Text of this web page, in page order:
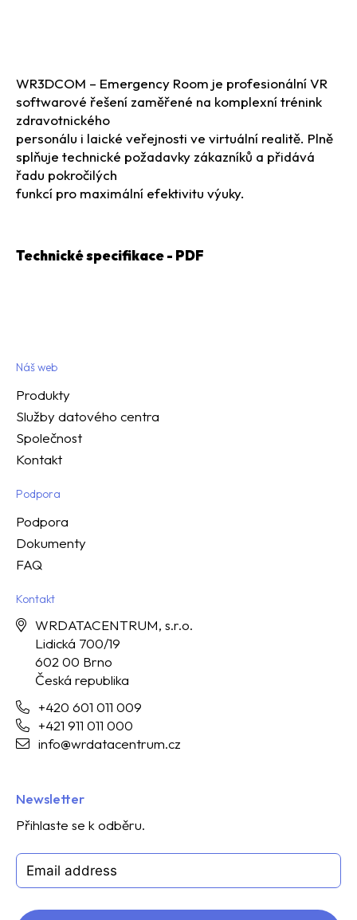
WR3DCOM – Emergency Room je profesionální VR
softwarové řešení zaměřené na komplexní trénink
zdravotnického
personálu i laické veřejnosti ve virtuální realitě. Plně
splňuje technické požadavky zákazníků a přidává
řadu pokročilých
funkcí pro maximální efektivitu výuky.
Technické specifikace - PDF
Náš web
Produkty
Služby datového centra
Společnost
Kontakt
Podpora
Podpora
Dokumenty
FAQ
Kontakt
WRDATACENTRUM, s.r.o.
Lidická 700/19
602 00 Brno
Česká republika
+420 601 011 009
+421 911 011 000
info@wrdatacentrum.cz
Newsletter
Přihlaste se k odběru.